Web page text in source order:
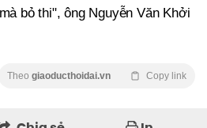
bỏ thi", ông Nguyễn Văn Khởi
Theo giaoducthoidai.vn Copy link